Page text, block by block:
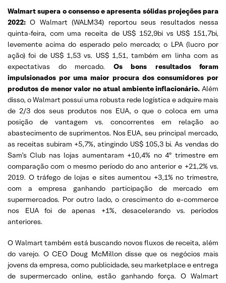
Walmart supera o consenso e apresenta sólidas projeções para
2022: O Walmart (WALM34) reportou seus resultados nessa
quinta-feira, com uma receita de US$ 152,9bi vs US$ 151,7bi,
levemente acima do esperado pelo mercado; o LPA (lucro por
ação) foi de US$ 1,53 vs. US$ 1,51, também em linha com as
expectativas do mercado. Os bons resultados foram
impulsionados por uma maior procura dos consumidores por
produtos de menor valor no atual ambiente inflacionário. Além
disso, o Walmart possui uma robusta rede logística e adquire mais
de 2/3 dos seus produtos nos EUA, o que o coloca em uma
posição de vantagem vs. concorrentes em relação ao
abastecimento de suprimentos. Nos EUA, seu principal mercado,
as receitas subiram +5,7%, atingindo US$ 105,3 bi. As vendas do
Sam’s Club nas lojas aumentaram +10,4% no 4º trimestre em
comparação com o mesmo período do ano anterior e +21,2% vs.
2019. O tráfego de lojas e sites aumentou +3,1% no trimestre,
com a empresa ganhando participação de mercado em
supermercados. Por outro lado, o crescimento do e-commerce
nos EUA foi de apenas +1%, desacelerando vs. períodos
anteriores.
O Walmart também está buscando novos fluxos de receita, além
do varejo. O CEO Doug McMillon disse que os negócios mais
jovens da empresa, como publicidade, seu marketplace e entrega
de supermercado online, estão ganhando força. O Walmart